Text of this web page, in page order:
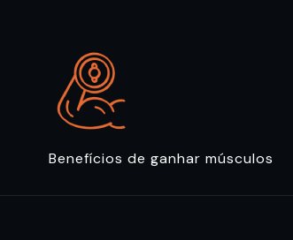
Benefícios de ganhar músculos